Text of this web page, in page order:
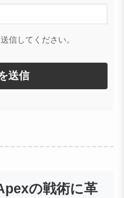
信してください。
の戦術に革